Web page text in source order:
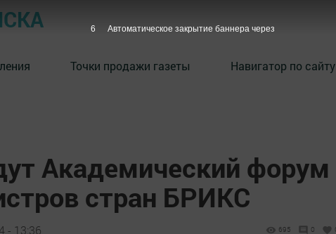
Точки продажи газеты Навигатор по сайту
Академический форум
стран БРИКС
- 13:36 695 0
5 Автоматическое закрытие баннера через